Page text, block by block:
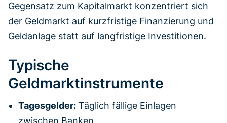
Gegensatz zum Kapitalmarkt konzentriert sich
der Geldmarkt auf kurzfristige Finanzierung und
Geldanlage statt auf langfristige Investitionen.
Typische
Geldmarktinstrumente
Tagesgelder: Täglich fällige Einlagen